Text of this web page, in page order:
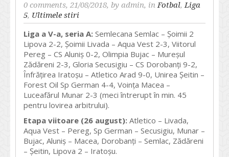
0 comments, 21/08/2018, by admin, inFotbal,Liga
5, Ultimele stiri
Liga a V-a, seria A: Semlecana Semlac – Șoimii 2
Lipova 2-2, Șoimii Livada – Aqua Vest 2-3, Viitorul
Pereg – CS Aluniș 0-2, Olimpia Bujac – Mureșul
Zădăreni 2-3, Gloria Secusigiu – CS Dorobanți 9-2,
Înfrățirea Iratoșu – Atletico Arad 9-0, Unirea Șeitin –
Forest Oil Sp German 4-4, Voința Macea –
Luceafărul Munar 2-3 (meci întrerupt în min. 45
pentru lovirea arbitrului).
Etapa viitoare (26 august): Atletico – Livada,
Aqua Vest – Pereg, Sp German – Secusigiu, Munar –
Bujac, Aluniș – Macea, Dorobanți – Semlac, Zădăreni
– Șeitin, Lipova 2 – Iratoșu.